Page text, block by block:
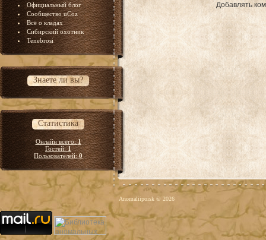
Официальный блог
Сообщество uCoz
Всё о кладах
Сибирский охотник
Tenebrosi
Знаете ли вы?
Статистика
Онлайн всего:1
Гостей:1
Пользователей:0
Добавлять
Anomaliipoisk © 2026